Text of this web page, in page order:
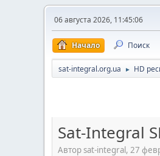
06 августа 2026, 11:45:06
Начало Поиск
sat-integral.org.ua ► HD
Sat-Integral
Автор sat-integral, 27